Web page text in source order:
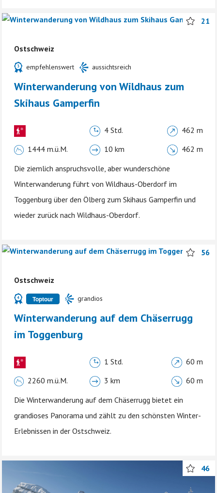
21
Ostschweiz
empfehlenswert aussichtsreich
Winterwanderung von Wildhaus zum
Skihaus Gamperfin
4 Std.
462 m
1444 m.ü.M.
10 km
462 m
Die ziemlich anspruchsvolle, aber wunderschöne
Winterwanderung führt von Wildhaus-Oberdorf im
Toggenburg über den Ölberg zum Skihaus Gamperfin und
wieder zurück nach Wildhaus-Oberdorf.
56
Ostschweiz
Toptour grandios
Winterwanderung auf dem Chäserrugg
im Toggenburg
1 Std.
60 m
2260 m.ü.M.
3 km
60 m
Die Winterwanderung auf dem Chäserrugg bietet ein
grandioses Panorama und zählt zu den schönsten Winter-
Erlebnissen in der Ostschweiz.
46